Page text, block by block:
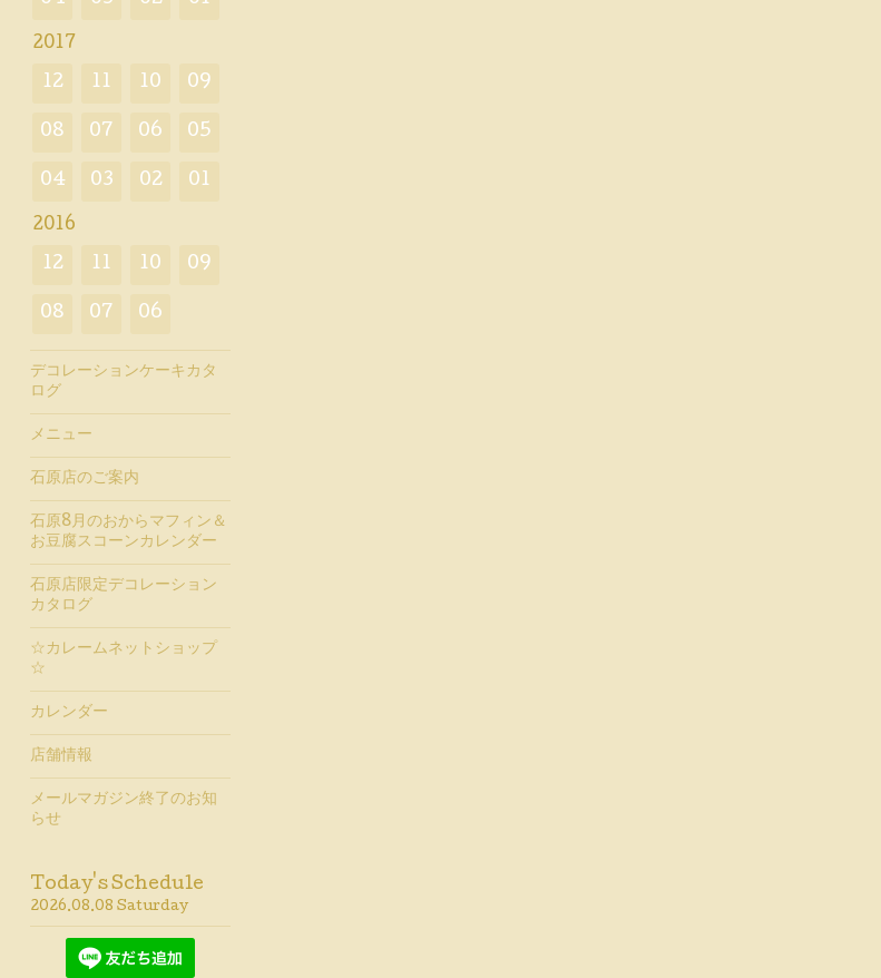
2017
12 11 10 09
08 07 06 05
04 03 02 01
2016
12 11 10 09
08 07 06
デコレーションケーキカタ
ログ
メニュー
石原店のご案内
石原8月のおからマフィン＆
お豆腐スコーンカレンダー
石原店限定デコレーション
カタログ
☆カレームネットショップ
☆
カレンダー
店舗情報
メールマガジン終了のお知
らせ
Today's Schedule
2026.08.08 Saturday